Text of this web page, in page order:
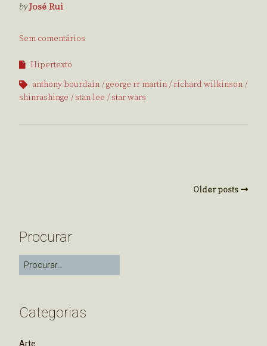
byJosé Rui
Sem comentários
Hipertexto
anthony bourdain
george rr martin
richard wilkinson
shinrashinge
stan lee star wars
Older posts
Procurar
Categorias
Arte